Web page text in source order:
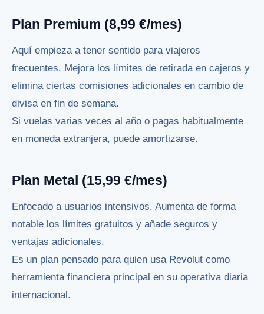
Plan Premium (8,99 €/mes)
Aquí empieza a tener sentido para viajeros
frecuentes. Mejora los límites de retirada en cajeros y
elimina ciertas comisiones adicionales en cambio de
divisa en fin de semana.
Si vuelas varias veces al año o pagas habitualmente
en moneda extranjera, puede amortizarse.
Plan Metal (15,99 €/mes)
Enfocado a usuarios intensivos. Aumenta de forma
notable los límites gratuitos y añade seguros y
ventajas adicionales.
Es un plan pensado para quien usa Revolut como
herramienta financiera principal en su operativa diaria
internacional.